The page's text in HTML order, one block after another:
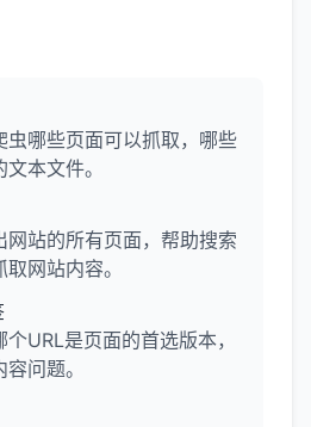
虫哪些页面可以抓取，哪些
本文件。
网站的所有页面，帮助搜索
网站内容。
URL是页面的首选版本，
问题。